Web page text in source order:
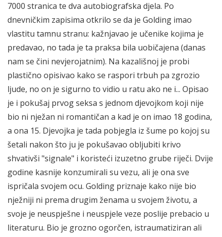
7000 stranica te dva autobiografska djela. Po
dnevničkim zapisima otkrilo se da je Golding imao
vlastitu tamnu stranu: kažnjavao je učenike kojima je
predavao, no tada je ta praksa bila uobičajena (danas
nam se čini nevjerojatnim). Na kazališnoj je probi
plastično opisivao kako se raspori trbuh pa zgrozio
ljude, no on je sigurno to vidio u ratu ako ne i... Opisao
je i pokušaj prvog seksa s jednom djevojkom koji nije
bio ni nježan ni romantičan a kad je on imao 18 godina,
a ona 15. Djevojka je tada pobjegla iz šume po kojoj su
šetali nakon što ju je pokušavao obljubiti krivo
shvativši "signale" i koristeći izuzetno grube riječi. Dvije
godine kasnije konzumirali su vezu, ali je ona sve
ispričala svojem ocu. Golding priznaje kako nije bio
nježniji ni prema drugim ženama u svojem životu, a
svoje je neuspješne i neuspjele veze poslije prebacio u
literaturu. Bio je grozno ogorčen, istraumatiziran ali